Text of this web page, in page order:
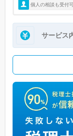
個人の相談も受付
サービス